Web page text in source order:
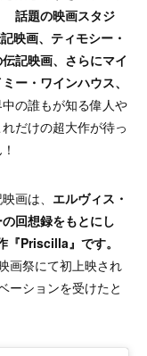
話題の映画スタジ
映画、ティモシー・
記映画、さらにマイ
ー・ワインハウス、
の誰もが知る偉人や
だけの超大作が待っ
画は、 エルヴィス・
回想録をもとにし
『Priscilla 』です。
画祭にて初上映され
ーションを受けたと